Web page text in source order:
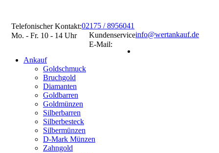
Telefonischer Kontakt:
Mo. - Fr. 10 - 14 Uhr
02175 / 8956041
Kundenservice
E-Mail:
info@wertankauf.de
Ankauf
Goldschmuck
Bruchgold
Diamanten
Goldbarren
Goldmünzen
Silberbarren
Silberbesteck
Silbermünzen
D-Mark Münzen
Zahngold